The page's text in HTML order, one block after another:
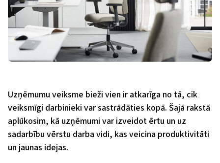
Uzņēmumu veiksme bieži vien ir atkarīga no tā, cik
veiksmīgi darbinieki var sastrādāties kopā. Šajā rakstā
aplūkosim, kā uzņēmumi var izveidot ērtu un uz
sadarbību vērstu darba vidi, kas veicina produktivitāti
un jaunas idejas.